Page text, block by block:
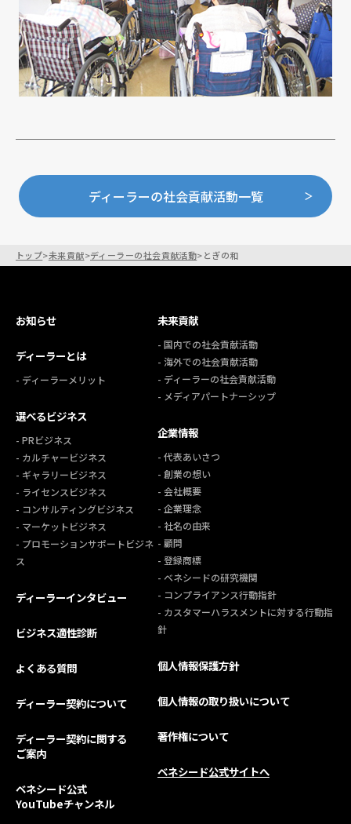
ディーラーの社会貢献活動一覧
トップ>未来貢献>ディーラーの社会貢献活動>とぎの和
お知らせ
ディーラーとは
- ディーラーメリット
選べるビジネス
- PRビジネス
- カルチャービジネス
- ギャラリービジネス
- ライセンスビジネス
- コンサルティングビジネス
- マーケットビジネス
- プロモーションサポートビジネ
ス
ディーラーインタビュー
ビジネス適性診断
よくある質問
ディーラー契約について
ディーラー契約に関する
ご案内
ベネシード公式
YouTubeチャンネル
未来貢献
- 国内での社会貢献活動
- 海外での社会貢献活動
- ディーラーの社会貢献活動
- メディアパートナーシップ
企業情報
- 代表あいさつ
- 創業の想い
- 会社概要
- 企業理念
- 社名の由来
- 顧問
- 登録商標
- ベネシードの研究機関
- コンプライアンス行動指針
- カスタマーハラスメントに対する行動指
針
個人情報保護方針
個人情報の取り扱いについて
著作権について
ベネシード公式サイトへ